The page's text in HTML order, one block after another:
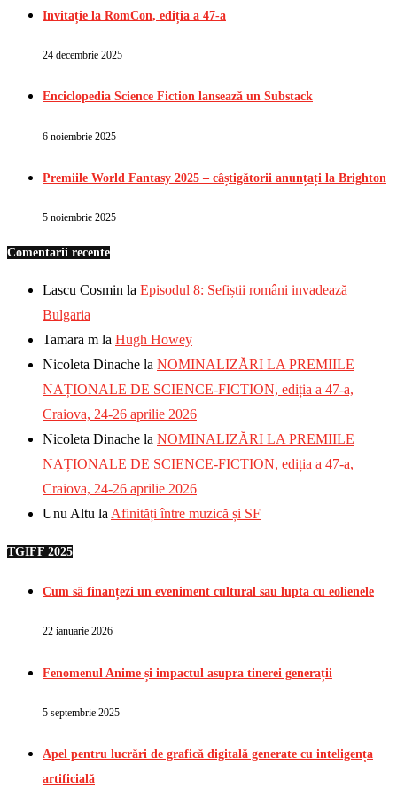
Invitație la RomCon, ediția a 47-a
24 decembrie 2025
Enciclopedia Science Fiction lansează un Substack
6 noiembrie 2025
Premiile World Fantasy 2025 – câștigătorii anunțați la Brighton
5 noiembrie 2025
Comentarii recente
Lascu Cosmin la Episodul 8: Sefiștii români invadează
Bulgaria
Tamara m la Hugh Howey
Nicoleta Dinache la NOMINALIZĂRI LA PREMIILE
NAȚIONALE DE SCIENCE-FICTION, ediția a 47-a,
Craiova, 24-26 aprilie 2026
Nicoleta Dinache la NOMINALIZĂRI LA PREMIILE
NAȚIONALE DE SCIENCE-FICTION, ediția a 47-a,
Craiova, 24-26 aprilie 2026
Unu Altu la Afinități între muzică și SF
TGIFF 2025
Cum să finanțezi un eveniment cultural sau lupta cu eolienele
22 ianuarie 2026
Fenomenul Anime și impactul asupra tinerei generații
5 septembrie 2025
Apel pentru lucrări de grafică digitală generate cu inteligența
artificială